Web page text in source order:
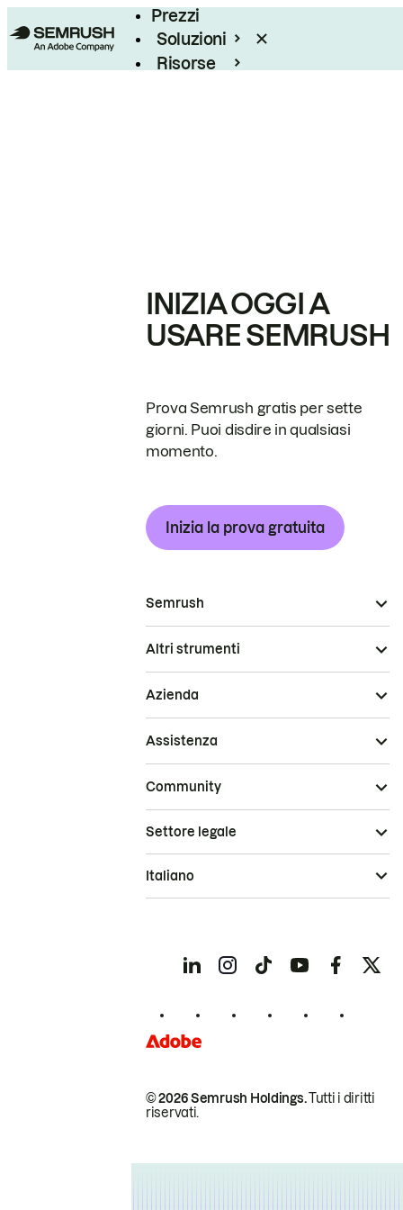
Prezzi
Soluzioni
Risorse
INIZIA OGGI A
USARE SEMRUSH
Prova Semrush gratis per sette
giorni. Puoi disdire in qualsiasi
momento.
Inizia la prova gratuita
Semrush
Altri strumenti
Azienda
Assistenza
Community
© 2026 Semrush Holdings.Tutti i diritti
riservati.
Settore legale
Italiano